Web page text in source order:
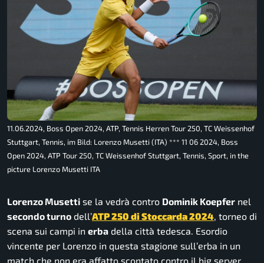
11.06.2024, Boss Open 2024, ATP, Tennis Herren Tour 250, TC Weissenhof
Stuttgart, Tennis, im Bild: Lorenzo Musetti (ITA) *** 11 06 2024, Boss
Open 2024, ATP Tour 250, TC Weissenhof Stuttgart, Tennis, Sport, in the
picture Lorenzo Musetti ITA
Lorenzo Musetti se la vedrà contro Dominik Koepfer nel
secondo turno dell’ATP 250 di Stoccarda 2024, torneo di
scena sui campi in erba della città tedesca. Esordio
vincente per Lorenzo in questa stagione sull’erba in un
match che non era affatto scontato contro il big server